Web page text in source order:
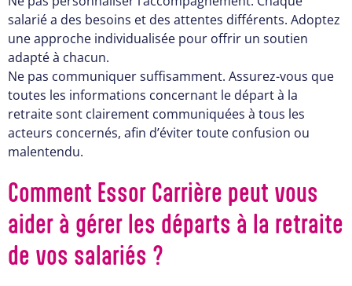
salarié a des besoins et des attentes différents. Adoptez
une approche individualisée pour offrir un soutien
adapté à chacun.
Ne pas communiquer suffisamment. Assurez-vous que
toutes les informations concernant le départ à la
retraite sont clairement communiquées à tous les
acteurs concernés, afin d’éviter toute confusion ou
malentendu.
Comment Essor Carrière peut vous
aider à gérer les départs à la retraite
de vos salariés ?